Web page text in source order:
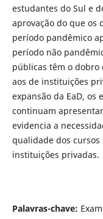
estudantes do Sul e
aprovação do que os
período pandêmico
período não
públicas têm o dobro
aos de instituições
expansão da EaD,
continuam
evidencia a
qualidade dos
instituições privadas.
Palavras-chave: